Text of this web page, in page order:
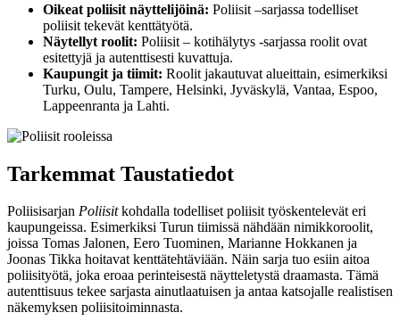
Oikeat poliisit näyttelijöinä: Poliisit –sarjassa todelliset
poliisit tekevät kenttätyötä.
Näytellyt roolit: Poliisit – kotihälytys -sarjassa roolit ovat
esitettyjä ja autenttisesti kuvattuja.
Kaupungit ja tiimit: Roolit jakautuvat alueittain, esimerkiksi
Turku, Oulu, Tampere, Helsinki, Jyväskylä, Vantaa, Espoo,
Lappeenranta ja Lahti.
Tarkemmat Taustatiedot
Poliisisarjan Poliisitkohdalla todelliset poliisit työskentelevät eri
kaupungeissa. Esimerkiksi Turun tiimissä nähdään nimikkoroolit,
joissa Tomas Jalonen, Eero Tuominen, Marianne Hokkanen ja
Joonas Tikka hoitavat kenttätehtäviään. Näin sarja tuo esiin aitoa
poliisityötä, joka eroaa perinteisestä näytteletystä draamasta. Tämä
autenttisuus tekee sarjasta ainutlaatuisen ja antaa katsojalle realistisen
näkemyksen poliisitoiminnasta.